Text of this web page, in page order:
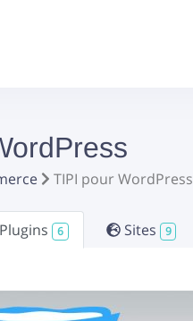
TIPI pour WordPress
Plugins 6 Sites 9